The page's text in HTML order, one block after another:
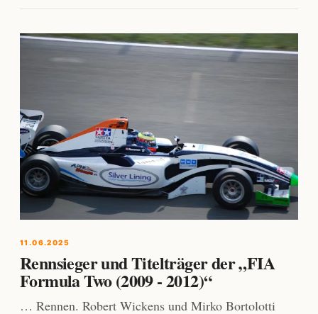
11.06.2025
Rennsieger und Titelträger der „FIA
Formula Two (2009 - 2012)“
… Rennen. Robert Wickens und Mirko Bortolotti